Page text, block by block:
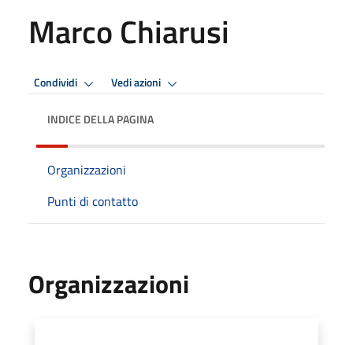
Marco Chiarusi
Condividi Vedi azioni
INDICE DELLA PAGINA
Organizzazioni
Punti di contatto
Organizzazioni